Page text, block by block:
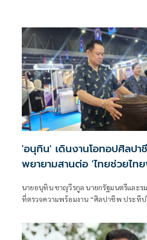
'อนุทิน' เดินงานโอทอปศิลปา
พยายามสานต่อ 'ไทยช่วยไท
นายอนุทิน ชาญวีรกูล นายกรัฐมนตรีและร
ที่ตรวจความพร้อมงาน “ศิลปาชีพ ประทีป
สิงหาคม นี้ ณ อาคารชาเลนเจอร์ 1–3 อิมแ
นายกรัฐมนตรีจะเดินทางมาเปิดงานอย่างเ